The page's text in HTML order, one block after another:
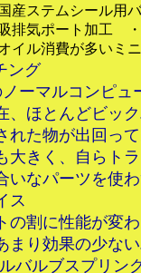
シール用バル
ト加工 ・燃焼
が多いミニ（
ング
ルコンピュー
とんどビックバ
た物が出回っ
、自らトラブ
パーツを使わず
ス
に性能が変わら
まり効果の少な
バルブスプリン